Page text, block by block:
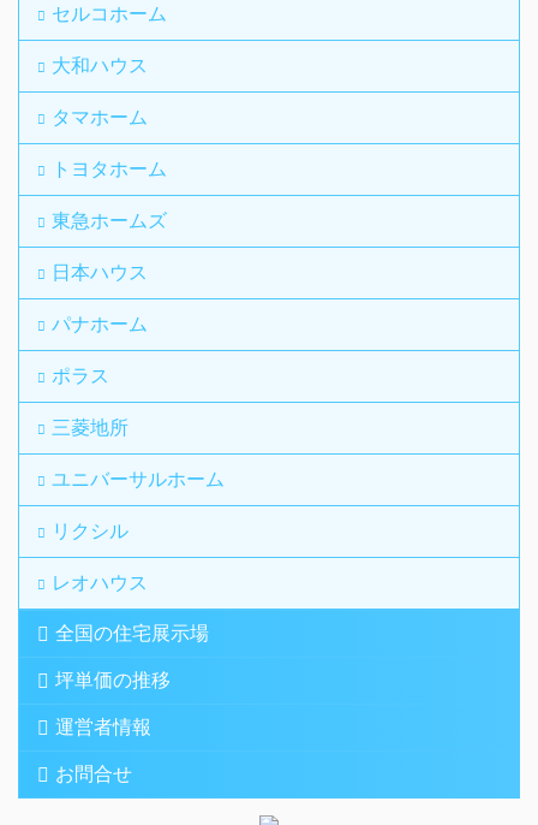
セルコホーム
大和ハウス
タマホーム
トヨタホーム
東急ホームズ
日本ハウス
パナホーム
ポラス
三菱地所
ユニバーサルホーム
リクシル
レオハウス
全国の住宅展示場
坪単価の推移
運営者情報
お問合せ